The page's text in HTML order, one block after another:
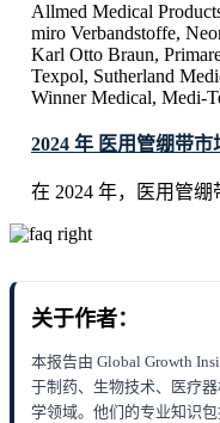
Allmed Medical
miro Verbandstoffe,
Karl Otto Braun,
Texpol, Sutherland
Winner Medical, Medi-
2024 年 医用管绷带市
在 2024 年，医用管
关于作者：
本报告由 Global Growth
于制药、生物技术、医疗
学领域。他们的专业知识